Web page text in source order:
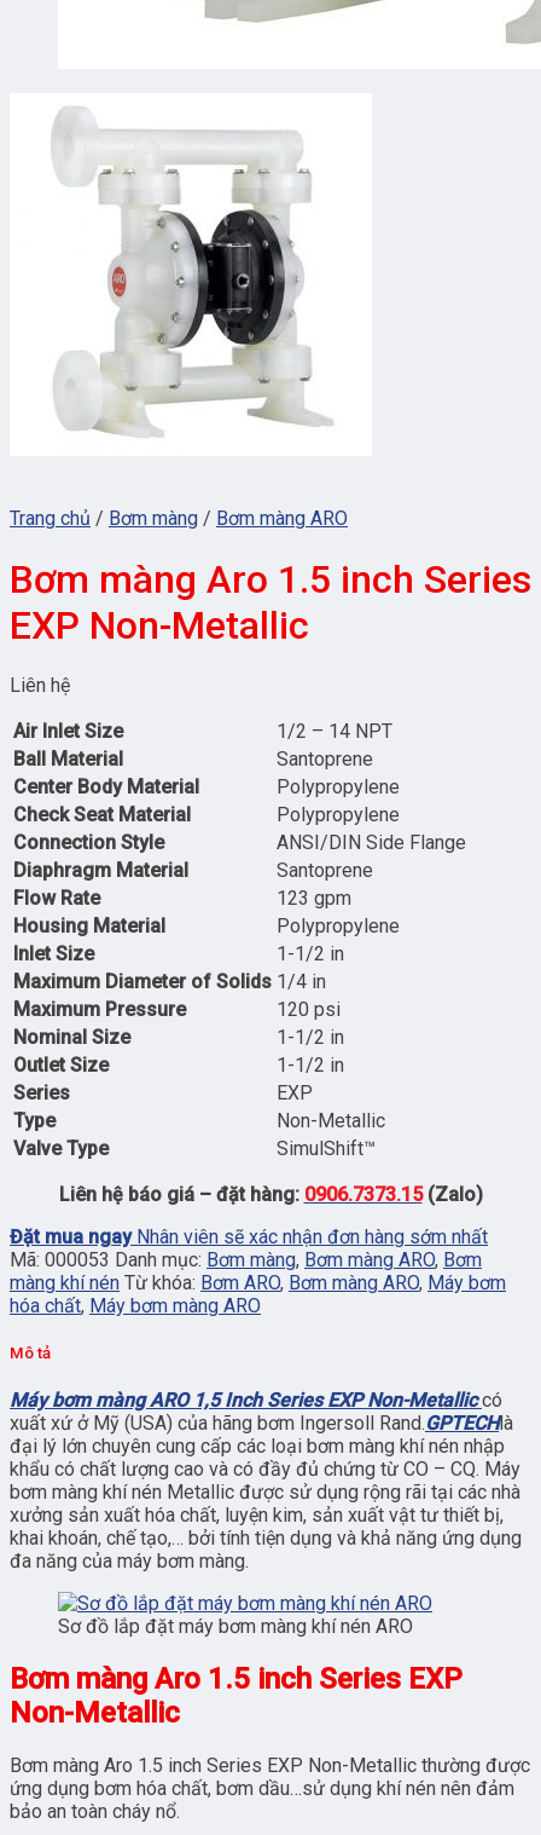
Trang chủ / Bơm màng / Bơm màng ARO
Bơm màng Aro 1.5 inch Series
EXP Non-Metallic
Liên hệ
Air Inlet Size
1/2 – 14 NPT
Ball Material
Santoprene
Center Body Material
Polypropylene
Check Seat Material
Polypropylene
Connection Style
ANSI/DIN Side Flange
Diaphragm Material
Santoprene
Flow Rate
123 gpm
Housing Material
Polypropylene
Inlet Size
1-1/2 in
Maximum Diameter of Solids 1/4 in
Maximum Pressure
120 psi
Nominal Size
1-1/2 in
Outlet Size
1-1/2 in
Series
EXP
Type
Non-Metallic
Valve Type
SimulShift™
Liên hệ báo giá – đặt hàng: 0906.7373.15(Zalo)
Đặt mua ngay Nhân viên sẽ xác nhận đơn hàng sớm nhất
Mã: 000053 Danh mục: Bơm màng, Bơm màng ARO, Bơm
màng khí nén Từ khóa: Bơm ARO, Bơm màng ARO, Máy bơm
hóa chất, Máy bơm màng ARO
Mô tả
Máy bơm màng ARO 1,5 Inch Series EXP Non-Metalliccó
xuất xứ ở Mỹ (USA) của hãng bơm Ingersoll Rand.GPTECHlà
đại lý lớn chuyên cung cấp các loại bơm màng khí nén nhập
khẩu có chất lượng cao và có đầy đủ chứng từ CO – CQ. Máy
bơm màng khí nén Metallic được sử dụng rộng rãi tại các nhà
xưởng sản xuất hóa chất, luyện kim, sản xuất vật tư thiết bị,
khai khoán, chế tạo,… bởi tính tiện dụng và khả năng ứng dụng
đa năng của máy bơm màng.
Sơ đồ lắp đặt máy bơm màng khí nén ARO
Bơm màng Aro 1.5 inch Series EXP
Non-Metallic
Bơm màng Aro 1.5 inch Series EXP Non-Metallic thường được
ứng dụng bơm hóa chất, bơm dầu…sử dụng khí nén nên đảm
bảo an toàn cháy nổ.